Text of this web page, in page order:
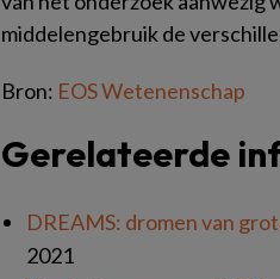
middelengebruik de
Bron: EOS Wetenenschap
Gerelateerde
DREAMS: dromen van
2021